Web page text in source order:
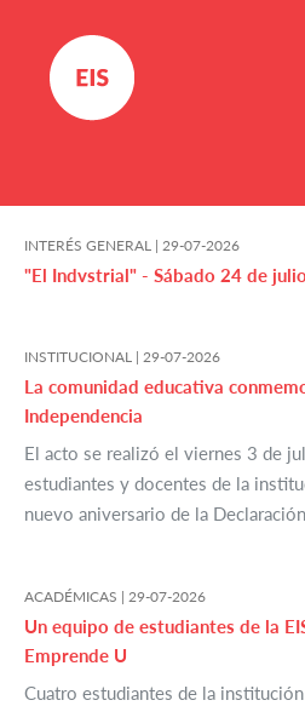
INTERÉS GENERAL | 29-07-2026
"El Indvstrial" - Sábado 24 de julio
INSTITUCIONAL | 29-07-2026
La comunidad educativa
Independencia
El acto se realizó el viernes 3 de
estudiantes y docentes de la
nuevo aniversario de la
ACADÉMICAS | 29-07-2026
Un equipo de estudiantes de la
Emprende U
Cuatro estudiantes de la